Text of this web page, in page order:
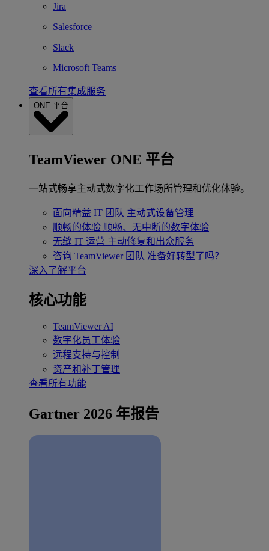
Jira
Salesforce
Slack
Microsoft Teams
查看所有集成服务
ONE 平台
TeamViewer ONE 平台
一站式畅享主动式数字化工作场所管理和优化体验。
面向精益 IT 团队 主动式设备管理
顺畅的体验 顺畅、无中断的数字体验
无缝 IT 运营 主动修复和出众服务
咨询 TeamViewer 团队 准备好转型了吗？
深入了解平台
核心功能
TeamViewer AI
数字化员工体验
远程支持与控制
资产和补丁管理
查看所有功能
Gartner 2026 年报告